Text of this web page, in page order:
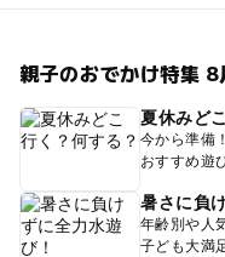
親子のおでかけ特集 8
夏休みど
今から準備
おすすめ遊
暑さに負
年齢別や人
子ども大満